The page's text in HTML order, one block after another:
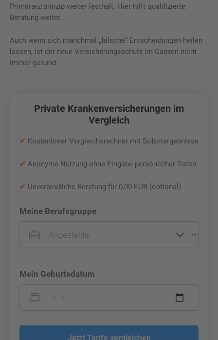
Primärarztprinzip weiter festhält. Hier hilft qualifizierte
Beratung weiter.
Auch wenn sich manchmal „falsche“ Entscheidungen heilen
lassen, ist der neue Versicherungsschutz im Ganzen nicht
immer gesund.
Private Krankenversicherungen im
Vergleich
✔ Kostenloser Vergleichsrechner mit Sofortergebnisse
✔ Anonyme Nutzung ohne Eingabe persönlicher Daten
✔ Unverbindliche Beratung für 0,00 EUR (optional)
Meine Berufsgruppe
Mein Geburtsdatum
Jetzt Tarife vergleichen